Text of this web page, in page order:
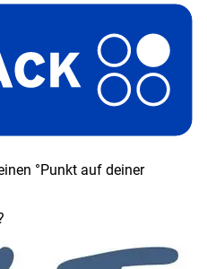
°Punkt auf deiner